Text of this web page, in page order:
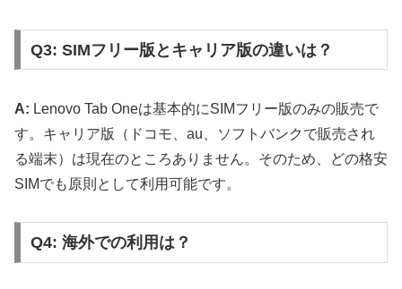
Q3: SIMフリー版とキャリア版の違いは？
A: Lenovo Tab Oneは基本的にSIMフリー版のみの販売で
す。キャリア版（ドコモ、au、ソフトバンクで販売され
る端末）は現在のところありません。そのため、どの格安
SIMでも原則として利用可能です。
Q4: 海外での利用は？